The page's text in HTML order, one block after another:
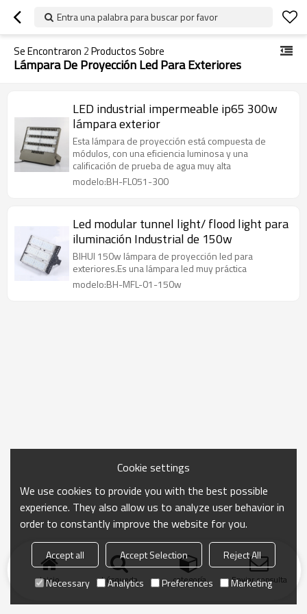
Entra una palabra para buscar por favor
Se Encontraron 2Productos Sobre
Lámpara De Proyección Led Para Exteriores
LED industrial impermeable ip65 300w
lámpara exterior
Esta lámpara de proyección está compuesta de
módulos, con una eficiencia luminosa y una
calificación de prueba de agua muy alta
modelo:BH-FL051-300
Led modular tunnel light/ flood light para
iluminación Industrial de 150w
BIHUI 150w lámpara de proyección led para
exteriores.Es una lámpara led muy práctica
modelo:BH-MFL-01-150w
Inicio búsqueda categoría Enviar consulta
Cookie settings
We use cookies to provide you with the best possible
experience. They also allow us to analyze user behavior in
order to constantly improve the website for you.
Accept all Accept Selection
Reject All
Necessary
Analytics Preferences Marketing